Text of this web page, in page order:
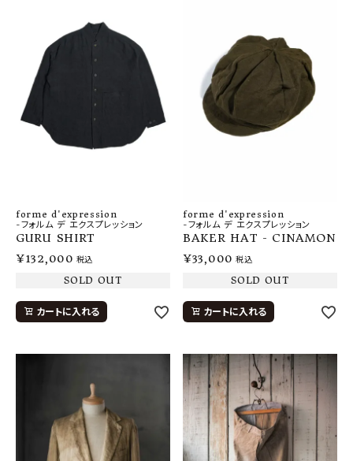
forme d'expression
-フォルム デ エクスプレッション
GURU SHIRT
¥132,000 税込
SOLD OUT
カートに入れる
forme d'expression
-フォルム デ エクスプレッション
BAKER HAT - CINAMON
¥33,000 税込
SOLD OUT
カートに入れる